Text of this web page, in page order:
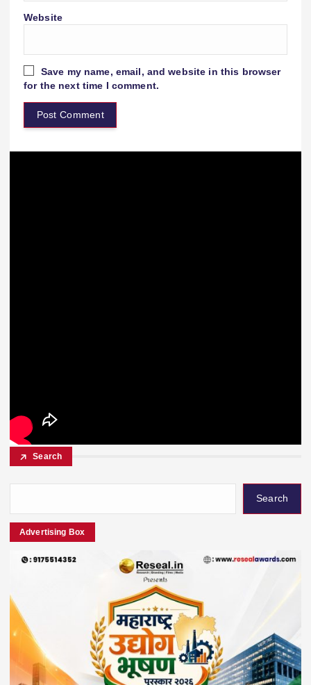
Website
Save my name, email, and website in this browser
for the next time I comment.
Search
Search
Advertising Box